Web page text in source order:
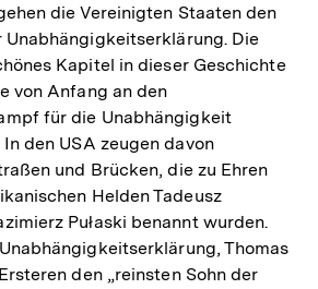
die Vereinigten Staaten den
Unabhängigkeitserklärung. Die
Kapitel in dieser Geschichte
von Anfang an den
für die Unabhängigkeit
den USA zeugen davon
und Brücken, die zu Ehren
Helden Tadeusz
Pułaski benannt wurden.
Thomas
den „reinsten Sohn der